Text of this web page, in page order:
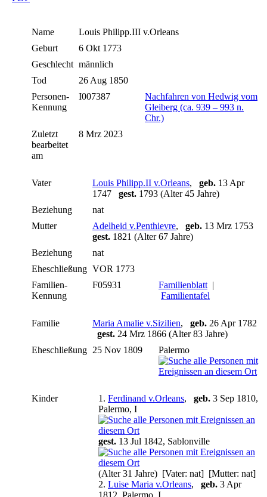
Name Louis Philipp.III v.Orleans
Geburt
6 Okt 1773
Geschlecht männlich
Tod
26 Aug 1850
Personen-
Kennung
I007387
Nachfahren von Hedwig vom
Gleiberg (ca. 939 – 993 n.
Chr.)
Zuletzt
bearbeitet
am
8 Mrz 2023
Vater Louis Philipp.II v.Orleans, geb. 13 Apr
1747 gest. 1793 (Alter 45 Jahre)
Beziehung
nat
Mutter
Adelheid v.Penthievre, geb. 13 Mrz 1753
gest. 1821 (Alter 67 Jahre)
Beziehung
nat
Eheschließung VOR 1773
Familien-
Kennung
F05931 Familienblatt |
Familientafel
Familie Maria Amalie v.Sizilien, geb. 26 Apr 1782
gest. 24 Mrz 1866 (Alter 83 Jahre)
Eheschließung 25 Nov 1809 Palermo
Kinder 1. Ferdinand v.Orleans, geb. 3 Sep 1810,
Palermo, I
gest. 13 Jul 1842, Sablonville
(Alter 31 Jahre) [Vater: nat] [Mutter: nat]
2. Luise Maria v.Orleans, geb. 3 Apr
1812, Palermo, I